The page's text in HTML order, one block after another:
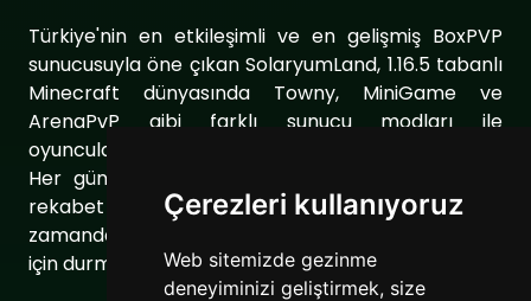
Çerezleri kullanıyoruz
Web sitemizde gezinme
deneyiminizi geliştirmek, size
Türkiye'nin en etkileşimli ve en gelişmiş BoxPVP
sunucusuyla öne çıkan SolaryumLand, 1.16.5 tabanlı
Minecraft dünyasında Towny, MiniGame ve
ArenaPvP gibi farklı sunucu modları ile
oyuncularımıza eşsiz bir oyun deneyimi sunuyor.
Her gün sunucumuzu geliştirerek oyuncularımıza
rekabet dolu ve keyifli bir ortam sağlıyoruz. Aynı
zamanda topluluğumuzu daha da güçlendirmek
için durmaksızın çalışıyoruz.